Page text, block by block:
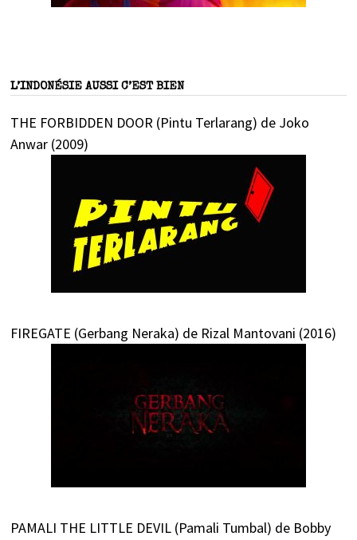
L’INDONÉSIE AUSSI C’EST BIEN
THE FORBIDDEN DOOR (Pintu Terlarang) de Joko
Anwar (2009)
FIREGATE (Gerbang Neraka) de Rizal Mantovani (2016)
PAMALI THE LITTLE DEVIL (Pamali Tumbal) de Bobby